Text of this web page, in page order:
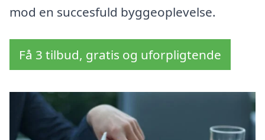
mod en succesfuld byggeoplevelse.
Få 3 tilbud, gratis og uforpligtende